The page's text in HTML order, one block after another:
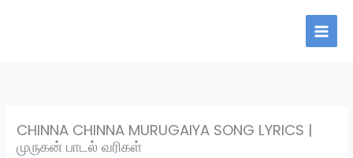
CHINNA CHINNA MURUGAIYA SONG LYRICS |
முருகன் பாடல் வரிகள்